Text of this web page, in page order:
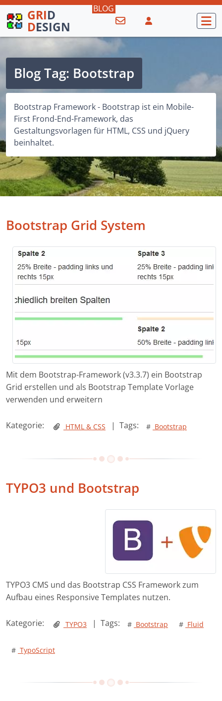
GRID
DESIGN
Blog Tag: Bootstrap
Bootstrap Framework - Bootstrap ist ein Mobile-
First Frond-End-Framework, das
Gestaltungsvorlagen für HTML, CSS und jQuery
beinhaltet.
Bootstrap Grid System
Mit dem Bootstrap-Framework (v3.3.7) ein Bootstrap
Grid erstellen und als Bootstrap Template Vorlage
verwenden und erweitern
Kategorie: HTML & CSS | Tags: # Bootstrap
TYPO3 und Bootstrap
TYPO3 CMS und das Bootstrap CSS Framework zum
Aufbau eines Responsive Templates nutzen.
Kategorie: TYPO3 | Tags: # Bootstrap # Fluid
# TypoScript